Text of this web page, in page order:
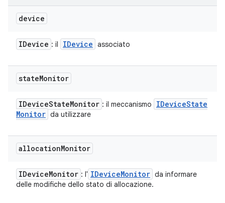
device
IDevice : il IDevice associato
stateMonitor
IDeviceStateMonitor : il meccanismo IDeviceState
Monitor da utilizzare
allocationMonitor
IDeviceMonitor : l' IDeviceMonitor da informare
delle modifiche dello stato di allocazione.